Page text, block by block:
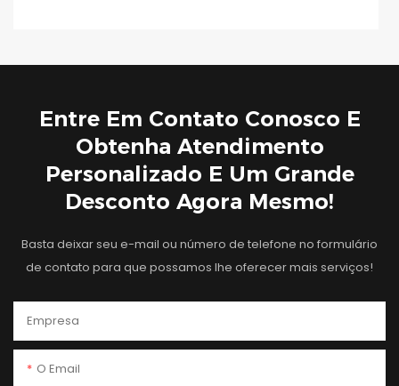
Entre Em Contato Conosco E
Obtenha Atendimento
Personalizado E Um Grande
Desconto Agora Mesmo!
Basta deixar seu e-mail ou número de telefone no formulário
de contato para que possamos lhe oferecer mais serviços!
Empresa
O Email